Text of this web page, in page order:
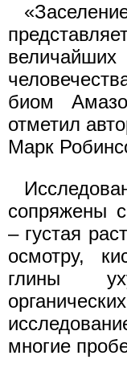
биом
отметил
Марк
сопряжены
– густая
осмотру,
глины
многие